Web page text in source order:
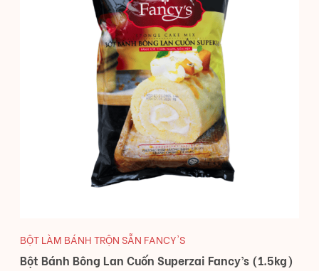
BỘT LÀM BÁNH TRỘN SẴN FANCY'S
Bột Bánh Bông Lan Cuốn Superzai Fancy’s (1.5kg)